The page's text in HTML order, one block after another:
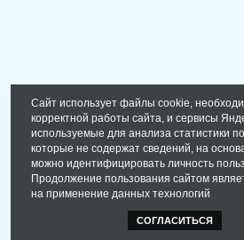
Сайт использует файлы cookie,
корректной работы сайта, и сервисы
используемые для анализа статистики
которые не содержат сведений, на
можно идентифицировать личность
Продолжение пользования сайтом
на применение данных технологий
СОГЛАСИТЬСЯ